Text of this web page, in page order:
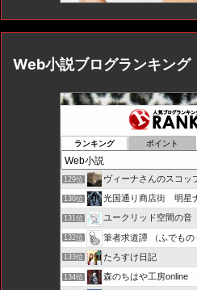
Web小説ブログランキング
ランキング ポイント
129位 ヴィーナさんのスコッ
130位 光国通り商店街 明星ナナ探偵
131位 ユークリッド空間の音
132位 筆者求道譚 （ふでもの
133位 たろすけ日記
134位 森のちはや工房online